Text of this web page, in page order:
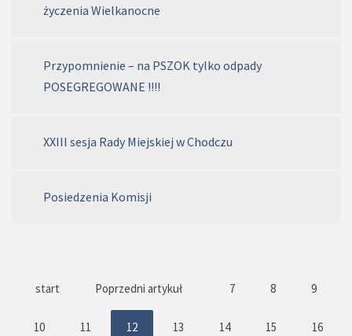
życzenia Wielkanocne
Przypomnienie – na PSZOK tylko odpady
POSEGREGOWANE !!!!
XXIII sesja Rady Miejskiej w Chodczu
Posiedzenia Komisji
start Poprzedni artykuł 7 8 9
10 11 12 13 14 15 16